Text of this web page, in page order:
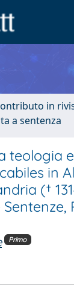
in
a sentenza
teologia
in
(†
Primo